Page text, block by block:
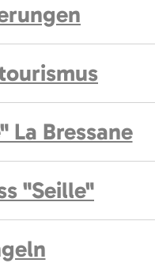
La Bressane
"Seille"